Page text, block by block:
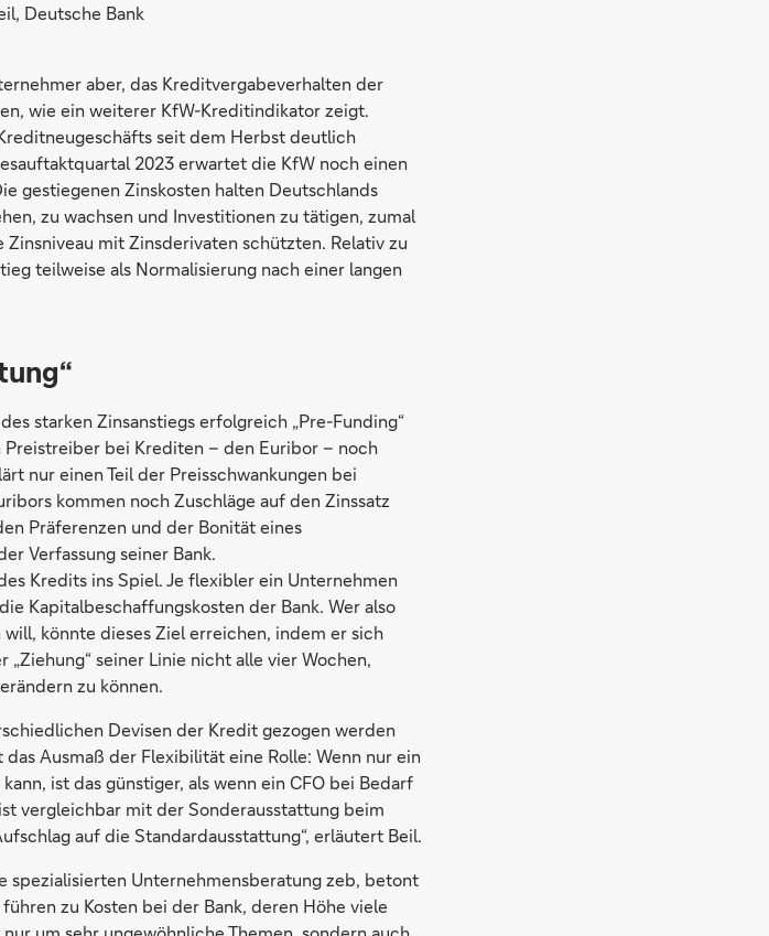
Deutsche Bank
aber, das Kreditvergabeverhalten der
wie ein weiterer KfW-Kreditindikator zeigt.
seit dem Herbst deutlich
2023 erwartet die KfW noch einen
gestiegenen Zinskosten halten Deutschlands
zu wachsen und Investitionen zu tätigen, zumal
mit Zinsderivaten schützten. Relativ zu
teilweise als Normalisierung nach einer langen
starken Zinsanstiegs erfolgreich „Pre-Funding“
bei Krediten – den Euribor – noch
nur einen Teil der Preisschwankungen bei
kommen noch Zuschläge auf den Zinssatz
Präferenzen und der Bonität eines
Verfassung seiner Bank.
Kredits ins Spiel. Je flexibler ein Unternehmen
Kapitalbeschaffungskosten der Bank. Wer also
könnte dieses Ziel erreichen, indem er sich
seiner Linie nicht alle vier Wochen,
zu können.
Devisen der Kredit gezogen werden
Ausmaß der Flexibilität eine Rolle: Wenn nur ein
ist das günstiger, als wenn ein CFO bei Bedarf
vergleichbar mit der Sonderausstattung beim
auf die Standardausstattung“, erläutert Beil.
spezialisierten Unternehmensberatung zeb, betont
zu Kosten bei der Bank, deren Höhe viele